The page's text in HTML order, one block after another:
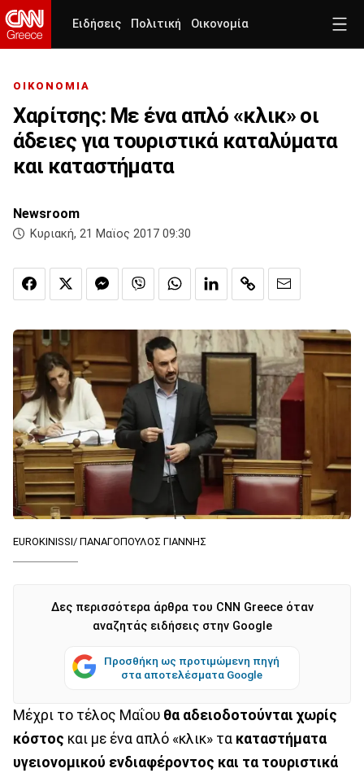
Ειδήσεις Πολιτική Οικονομία
ΟΙΚΟΝΟΜΙΑ
Χαρίτσης: Με ένα απλό «κλικ» οι
άδειες για τουριστικά καταλύματα
και καταστήματα
Newsroom
Κυριακή, 21 Μαϊος 2017 09:30
EUROKINISSI/ ΠΑΝΑΓΟΠΟΥΛΟΣ ΓΙΑΝΝΗΣ
Δες περισσότερα άρθρα του CNN Greece όταν
αναζητάς ειδήσεις στην Google
Προσθήκη ως προτιμώμενη πηγή
στα αποτελέσματα Google
Μέχρι το τέλος Μαΐου θα αδειοδοτούνται χωρίς
κόστος και με ένα απλό «κλικ» τα καταστήματα
υγειονομικού ενδιαφέροντος και τα τουριστικά